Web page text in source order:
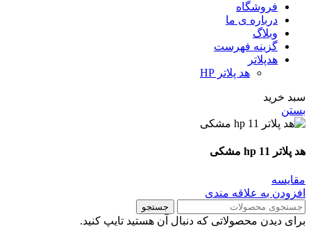
فروشگاه
درباره ی ما
وبلاگ
گزینه فهرست
هدپلاتر
هد پلاتر HP
سبد خرید
بستن
هد پلاتر 11 hp مشکی
مقايسه
افزودن به علاقه مندی
جستجو
برای دیدن محصولاتی که دنبال آن هستید تایپ کنید.